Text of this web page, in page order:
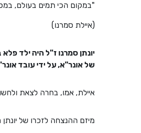
"במקום הכי תמים בעולם,
(איילת סמרנו)
של אונר"א, על ידי עובד
איילת, אמו, בחרה לצאת
מיזם ההנצחה לזכרו של